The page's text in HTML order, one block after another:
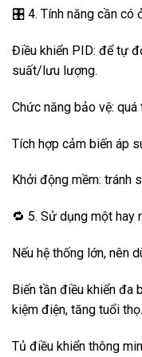
🎛️ 4. Tính năng cần có
Điều khiển PID: để tự
suất/lưu lượng.
Chức năng bảo vệ: quá
Tích hợp cảm biến áp
Khởi động mềm: tránh
🔁 5. Sử dụng một hay
Nếu hệ thống lớn, nên
Biến tần điều khiển đa
kiệm điện, tăng tuổi thọ.
Tủ điều khiển thông